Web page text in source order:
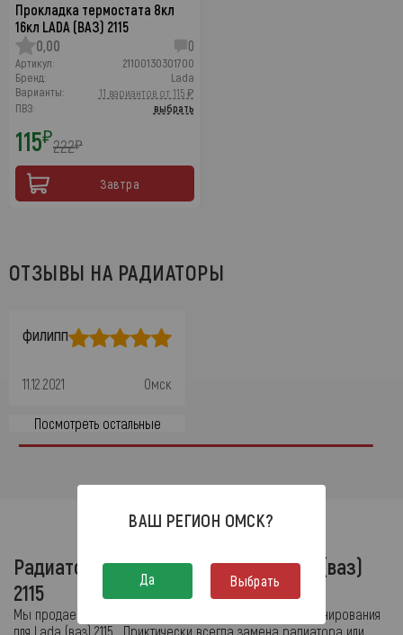
Прокладка термостата 8кл
16кл LADA (ВАЗ) 2115
0,00
0
Артикул:
21100130301700
Бренд:
Lada
Варианты:
11 вариантов от 115 ₽
ПВЗ:
выбрать
115₽222₽
Завтра
ОТЗЫВЫ НА РАДИАТОРЫ
филипп
11.12.2021 Омск
Посмотреть остальные
Радиаторы и комплектующие - Lada (ваз)
2115
Мы продаем запчасти системы охлаждения и кондиционирования
для Lada (ваз) 2115 . Приктически всегда замена радиатора или
ВАШ РЕГИОН ОМСК?
Да Выбрать